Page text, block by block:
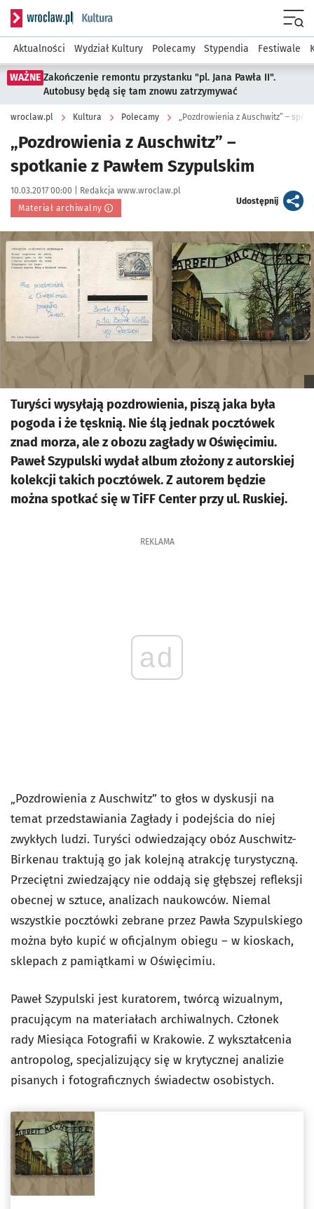
Serwis informacyjny wroclaw.pl podserwis: Kultura
Aktualności Wydział Kultury Polecamy Stypendia Festiwale
WAŻNE Zakończenie remontu przystanku "pl. Jana Pawła II".
Autobusy będą się tam znowu zatrzymywać
wroclaw.pl Kultura Polecamy „Pozdrowienia z Auschwitz” –
„Pozdrowienia z Auschwitz” –
spotkanie z Pawłem Szypulskim
Data publikacji:
10.03.2017 00:00 | Autor:
Redakcja www.wroclaw.pl
Materiał archiwalny
Udostępnijartykuł
Kliknij, aby powiększyć
Turyści wysyłają pozdrowienia, piszą jaka była
pogoda i że tęsknią. Nie ślą jednak pocztówek
znad morza, ale z obozu zagłady w Oświęcimiu.
Paweł Szypulski wydał album złożony z autorskiej
kolekcji takich pocztówek. Z autorem będzie
można spotkać się w TiFF Center przy ul. Ruskiej.
REKLAMA
ad
„Pozdrowienia z Auschwitz” to głos w dyskusji na
temat przedstawiania Zagłady i podejścia do niej
zwykłych ludzi. Turyści odwiedzający obóz Auschwitz-
Birkenau traktują go jak kolejną atrakcję turystyczną.
Przeciętni zwiedzający nie oddają się głębszej refleksji
obecnej w sztuce, analizach naukowców. Niemal
wszystkie pocztówki zebrane przez Pawła Szypulskiego
można było kupić w oficjalnym obiegu – w kioskach,
sklepach z pamiątkami w Oświęcimiu.
Paweł Szypulski jest kuratorem, twórcą wizualnym,
pracującym na materiałach archiwalnych. Członek
rady Miesiąca Fotografii w Krakowie. Z wykształcenia
antropolog, specjalizujący się w krytycznej analizie
pisanych i fotograficznych świadectw osobistych.